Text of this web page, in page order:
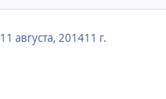
11 августа, 201411 г.